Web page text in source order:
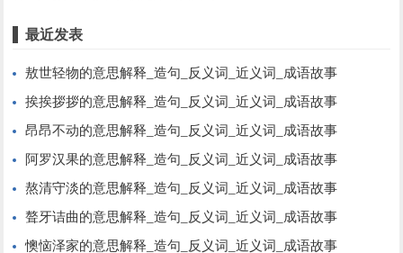
最近发表
敖世轻物的意思解释_造句_反义词_近义词_成语故事
挨挨拶拶的意思解释_造句_反义词_近义词_成语故事
昂昂不动的意思解释_造句_反义词_近义词_成语故事
阿罗汉果的意思解释_造句_反义词_近义词_成语故事
熬清守淡的意思解释_造句_反义词_近义词_成语故事
聱牙诘曲的意思解释_造句_反义词_近义词_成语故事
懊恼泽家的意思解释_造句_反义词_近义词_成语故事